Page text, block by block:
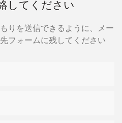
してください
りを送信できるように、メー
フォームに残してください